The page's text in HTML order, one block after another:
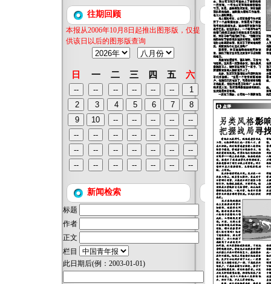
往期回顾
本报从2006年10月8日起推出图形版，仅提
供该日以后的图形版查询
日 一 二 三 四 五 六
新闻检索
标题
作者
正文
栏目
此日期后(例：2003-01-01)